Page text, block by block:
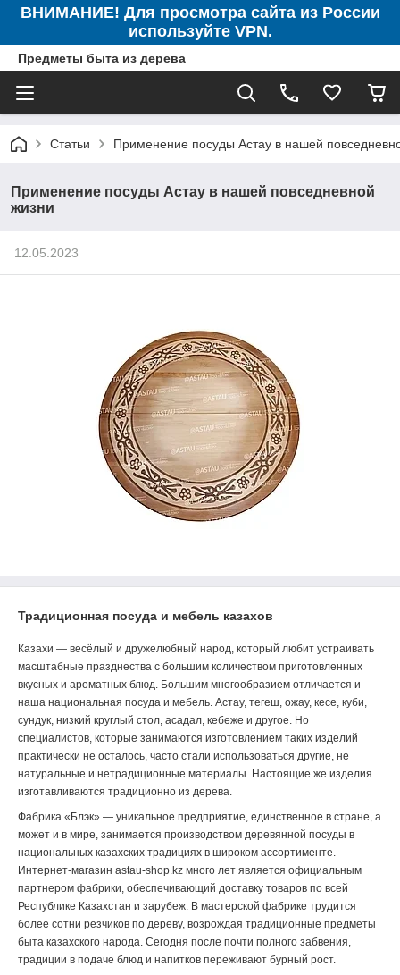
ВНИМАНИЕ! Для просмотра сайта из России
используйте VPN.
Предметы быта из дерева
Статьи Применение посуды Астау в нашей
Применение посуды Астау в нашей повседневной
жизни
12.05.2023
Традиционная посуда и мебель казахов
Казахи — весёлый и дружелюбный народ, который любит устраивать
масштабные празднества с большим количеством приготовленных
вкусных и ароматных блюд. Большим многообразием отличается и
наша национальная посуда и мебель. Астау, тегеш, ожау, кесе, куби,
сундук, низкий круглый стол, асадал, кебеже и другое. Но
специалистов, которые занимаются изготовлением таких изделий
практически не осталось, часто стали использоваться другие, не
натуральные и нетрадиционные материалы. Настоящие же изделия
изготавливаются традиционно из дерева.
Фабрика «Блэк» — уникальное предприятие, единственное в стране, а
может и в мире, занимается производством деревянной посуды в
национальных казахских традициях в широком ассортименте.
Интернет-магазин astau-shop.kz много лет является официальным
партнером фабрики, обеспечивающий доставку товаров по всей
Республике Казахстан и зарубеж. В мастерской фабрике трудится
более сотни резчиков по дереву, возрождая традиционные предметы
быта казахского народа. Сегодня после почти полного забвения,
традиции в подаче блюд и напитков переживают бурный рост.